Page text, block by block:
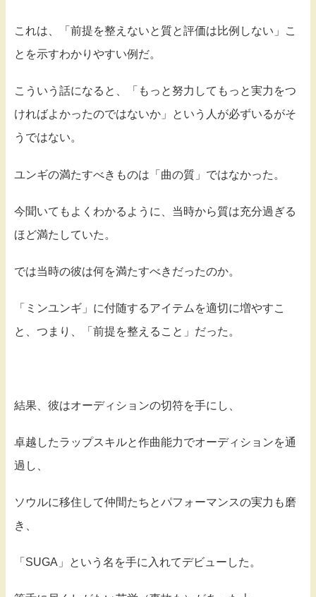
これは、「前提を整えないと質と評価は比例しない」こ
とを示すわかりやすい例だ。
こういう話になると、「もっと努力してもっと実力をつ
ければよかったのではないか」という人が必ずいるがそ
うではない。
ユンギの満たすべきものは「曲の質」ではなかった。
今聞いてもよくわかるように、当時から質は充分過ぎる
ほど満たしていた。
では当時の彼は何を満たすべきだったのか。
「ミンユンギ」に付随するアイテムを適切に増やすこ
と、つまり、「前提を整えること」だった。
結果、彼はオーディションの切符を手にし、
卓越したラップスキルと作曲能力でオーディションを通
過し、
ソウルに移住して仲間たちとパフォーマンスの実力も磨
き、
「SUGA」という名を手に入れてデビューした。